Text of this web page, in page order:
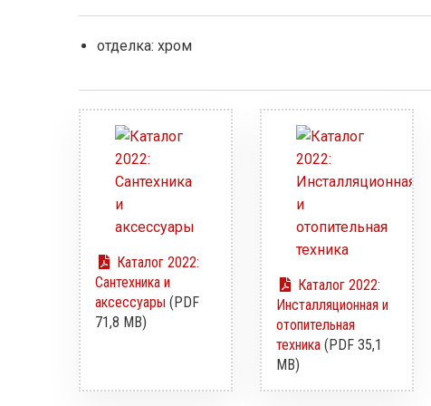
отделка: xром
Каталог 2022:
Сантехника и
аксессуары (PDF
71,8 MB)
Каталог 2022:
Инсталляционная и
отопительная
техника (PDF 35,1
MB)